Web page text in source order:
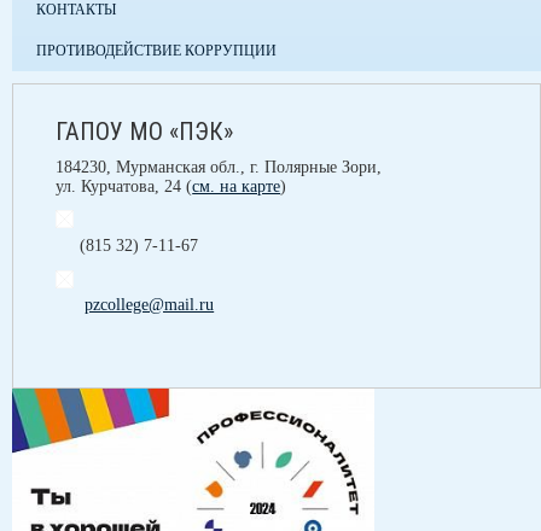
КОНТАКТЫ
ПРОТИВОДЕЙСТВИЕ КОРРУПЦИИ
ГАПОУ МО «ПЭК»
184230, Мурманская обл., г. Полярные Зори,
ул. Курчатова, 24 (см. на карте)
(815 32) 7-11-67
pzcollege@mail.ru